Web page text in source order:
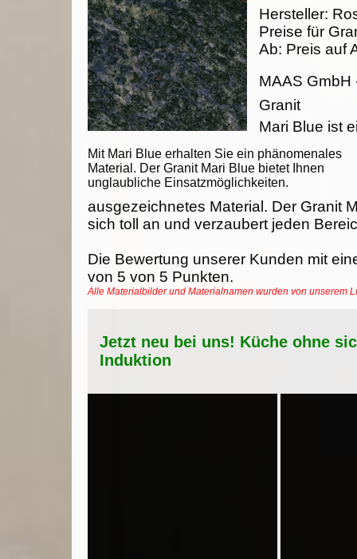
Mit Mari Blue erhalten Sie ein phänomenales
Material. Der Granit Mari Blue bietet Ihnen
unglaubliche Einsatzmöglichkeiten.
Hersteller:
Preise für
Ab: Preis auf
MAAS GmbH
Granit
Mari Blue ist
ausgezeichnetes Material. Der Granit
sich toll an und verzaubert jeden
Die Bewertung unserer Kunden mit
von 5 von 5 Punkten.
Alle Materialbilder und Materialnamen wurden von unserem
Jetzt neu bei uns! Küche ohne
Induktion